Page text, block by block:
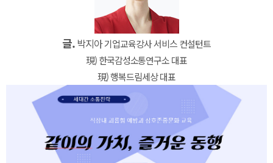
글.박지아기업교육강사 서비스 컨설턴트
現) 한국감성소통연구소 대표
現) 행복드림세상 대표